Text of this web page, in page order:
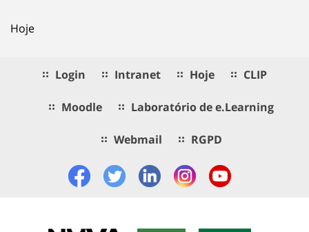
Hoje
Login Intranet Hoje CLIP
Moodle Laboratório de e.Learning
Webmail RGPD